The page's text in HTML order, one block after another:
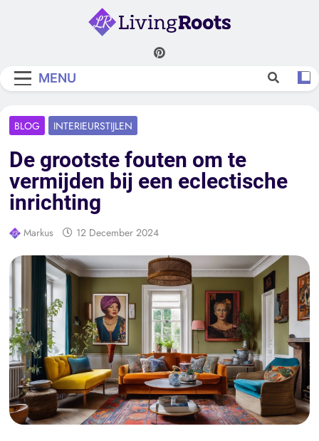
Living Roots
MENU
BLOG INTERIEURSTIJLEN
De grootste fouten om te
vermijden bij een eclectische
inrichting
Markus 12 December 2024